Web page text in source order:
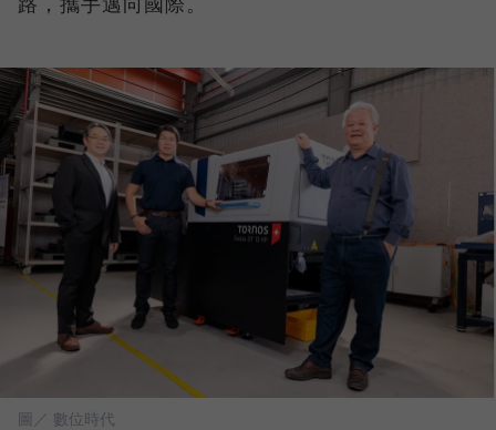
圖／ 數位時代